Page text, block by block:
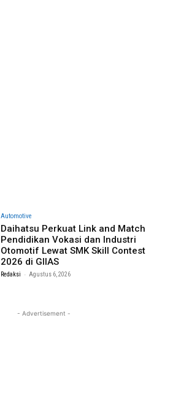
Automotive
Daihatsu Perkuat Link and Match
Pendidikan Vokasi dan Industri
Otomotif Lewat SMK Skill Contest
2026 di GIIAS
Redaksi - Agustus 6, 2026
- Advertisement -